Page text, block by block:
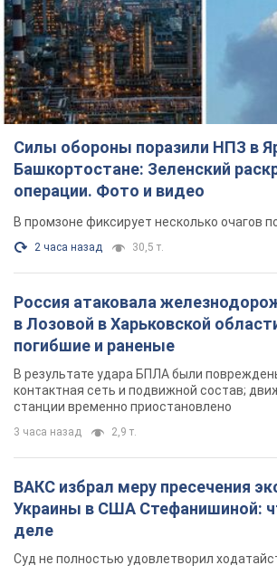
операции. Фото и видео
В промзоне фиксирует несколько очагов
2 часа назад 30,5 т.
Россия атаковала
в Лозовой в Харьковской
погибшие и раненые
В результате удара БПЛА были повреждены
станции временно приостановлено
3 часа назад 2,9 т.
ВАКС избрал меру пресечения
Украины в США Стефанишиной:
деле
Суд не полностью удовлетворил
2 часа назад 7,3 т.